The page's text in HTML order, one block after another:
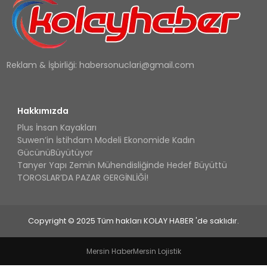
Reklam & İşbirliği: habersonuclari@gmail.com
Hakkımızda
Plus İnsan Kayakları
Suwen’in İstihdam Modeli Ekonomide Kadın
GücünüBüyütüyor
Tanyer Yapı Zemin Mühendisliğinde Hedef Büyüttü
TOROSLAR’DA PAZAR GERGİNLİĞİ!
Copyright © 2025 Tüm hakları KOLAY HABER 'de saklıdır.
Mersin HaberMersin Lojistik